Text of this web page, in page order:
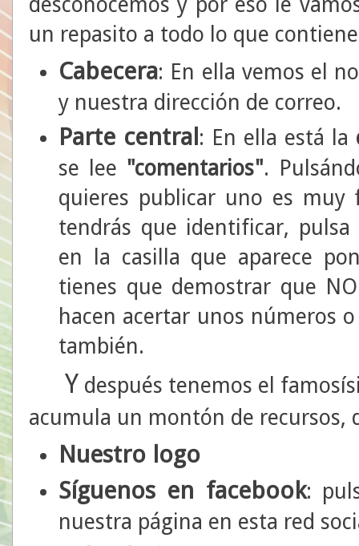
un repasito a todo lo que
Cabecera: En ella vemos el
y nuestra dirección de correo.
Parte central: En ella está la
se lee "comentarios".
quieres publicar uno es muy
tendrás que identificar, pulsa
en la casilla que aparece
tienes que demostrar que
hacen acertar unos números
también.
Y después tenemos el
acumula un montón de recursos,
Nuestro logo
Síguenos en facebook:
nuestra página en esta red